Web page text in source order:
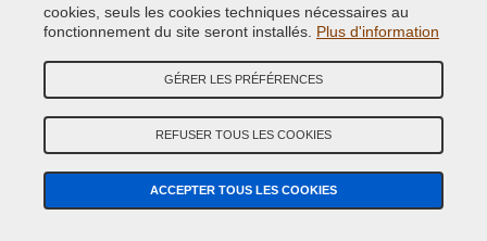
Copyright © 2014 - 2026. All Rights Reserved.
Credits:E-COMIT
Suivez nous sur nos réseaux sociaux
cookies, seuls les cookies techniques nécessaires au
fonctionnement du site seront installés. Plus d'information
GÉRER LES PRÉFÉRENCES
REFUSER TOUS LES COOKIES
ACCEPTER TOUS LES COOKIES